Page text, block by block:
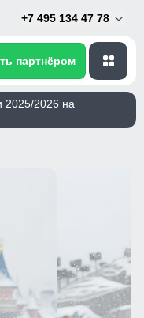
+7 495 134 47 78
партнёром
2025/2026 на